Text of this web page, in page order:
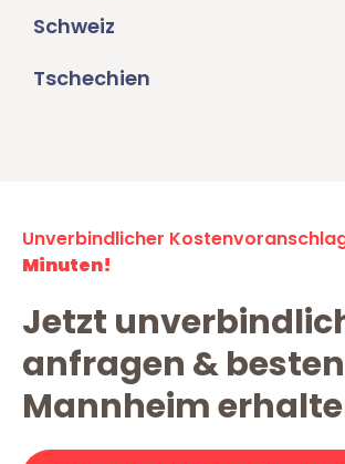
Schweiz
Tschechien
Unverbindlicher
Minuten!
Jetzt
anfragen &
Mannheim